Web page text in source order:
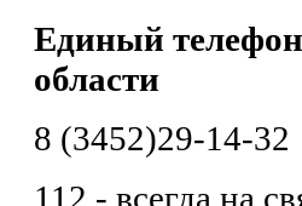
Единый
области
8 (3452)29-14-32
112 - всегда на